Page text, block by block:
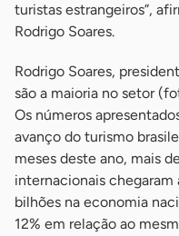
turistas estrangeiros”,
Rodrigo Soares.
Rodrigo Soares,
são a maioria no setor
Os números
avanço do turismo
meses deste ano, mais
internacionais chegaram
bilhões na economia
12% em relação ao